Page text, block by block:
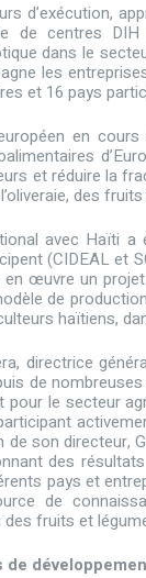
d’exécution,
de centres
dans le
les
et 16 pays
en cours
et réduire la
des
avec Haïti a
(CIDEAL et
œuvre un
de
haïtiens,
directrice
de
pour le secteur
son directeur,
des
pays et
de
fruits et